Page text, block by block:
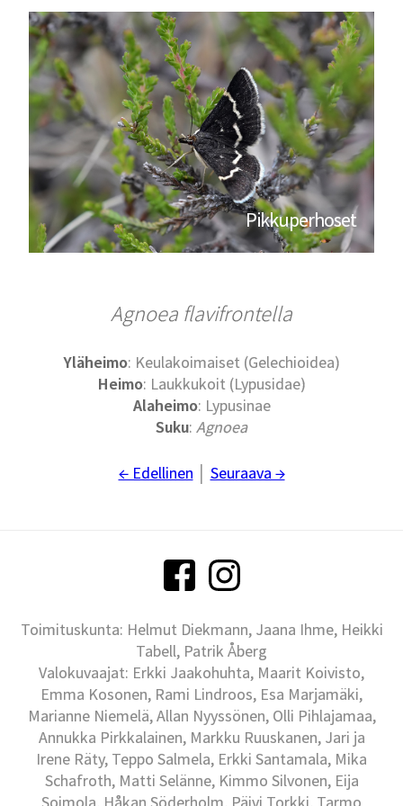
Pikkuperhoset
Agnoea flavifrontella
Yläheimo: Keulakoimaiset (Gelechioidea)
Heimo: Laukkukoit (Lypusidae)
Alaheimo: Lypusinae
Suku: Agnoea
← Edellinen Seuraava →
Toimituskunta: Helmut Diekmann, Jaana Ihme, Heikki
Tabell, Patrik Åberg
Valokuvaajat: Erkki Jaakohuhta, Maarit Koivisto,
Emma Kosonen, Rami Lindroos, Esa Marjamäki,
Marianne Niemelä, Allan Nyyssönen, Olli Pihlajamaa,
Annukka Pirkkalainen, Markku Ruuskanen, Jari ja
Irene Räty, Teppo Salmela, Erkki Santamala, Mika
Schafroth, Matti Selänne, Kimmo Silvonen, Eija